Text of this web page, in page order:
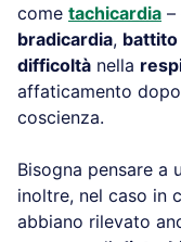
come tachicardia –
bradicardia,
difficoltà nella
affaticamento
coscienza.
Bisogna pensare a
inoltre, nel caso in
abbiano rilevato